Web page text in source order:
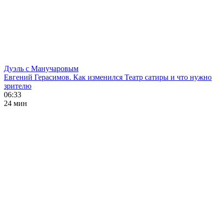
Дуэль с Манучаровым
Евгений Герасимов. Как изменился Театр сатиры и что нужно
зрителю
06:33
24 мин